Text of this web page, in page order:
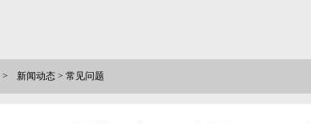
> 新闻动态 > 常见问题